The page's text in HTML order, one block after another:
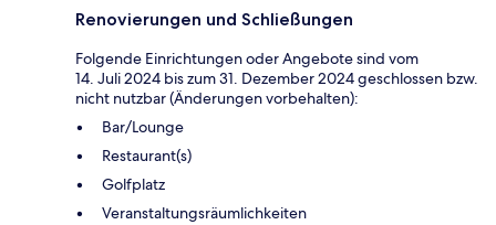
Renovierungen und Schließungen
Folgende Einrichtungen oder Angebote sind vom
14. Juli 2024 bis zum 31. Dezember 2024 geschlossen bzw.
nicht nutzbar (Änderungen vorbehalten):
Bar/Lounge
Restaurant(s)
Golfplatz
Veranstaltungsräumlichkeiten